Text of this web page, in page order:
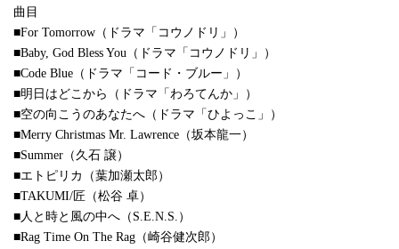
曲目
■For Tomorrow（ドラマ「コウノドリ」）
■Baby, God Bless You（ドラマ「コウノドリ」）
■Code Blue（ドラマ「コード・ブルー」）
■明日はどこから（ドラマ「わろてんか」）
■空の向こうのあなたへ（ドラマ「ひよっこ」）
■Merry Christmas Mr. Lawrence（坂本龍一）
■Summer（久石 譲）
■エトピリカ（葉加瀬太郎）
■TAKUMI/匠（松谷 卓）
■人と時と風の中へ（S.E.N.S.）
■Rag Time On The Rag（崎谷健次郎）